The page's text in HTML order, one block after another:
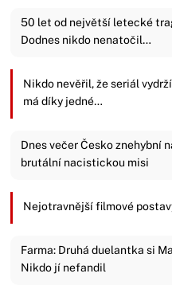
50 let od největší letecké
Dodnes nikdo nenatočil…
Nikdo nevěřil, že seriál
má díky jedné…
Dnes večer Česko znehybní
brutální nacistickou misi
Nejotravnější filmové
Farma: Druhá duelantka si
Nikdo jí nefandil